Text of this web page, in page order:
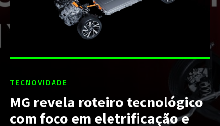
TECNOVIDADE
MG revela roteiro tecnológico
com foco em eletrificação e